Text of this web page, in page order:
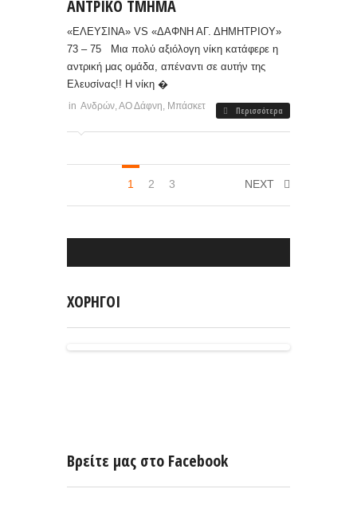
ΑΝΤΡΙΚΟ ΤΜΗΜΑ
«ΕΛΕΥΣΙΝΑ» VS «ΔΑΦΝΗ ΑΓ. ΔΗΜΗΤΡΙΟΥ»
73 – 75 Μια πολύ αξιόλογη νίκη κατάφερε η
αντρική μας ομάδα, απέναντι σε αυτήν της
Ελευσίνας!! Η νίκη �
in Ανδρών ΑΟ Δάφνη Μπάσκετ Περισσότερα
1 2 3 NEXT
ΧΟΡΗΓΟΙ
Βρείτε μας στο Facebook